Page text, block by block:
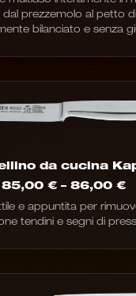
dal prezzemolo al petto
bilanciato e senza
da cucina
85,00 € – 86,00 €
€
e appuntita per
tendini e segni di